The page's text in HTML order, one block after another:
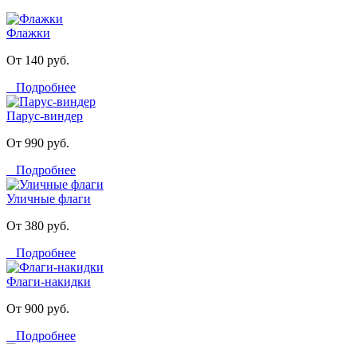
Флажки
От 140 руб.
Подробнее
Парус-виндер
От 990 руб.
Подробнее
Уличные флаги
От 380 руб.
Подробнее
Флаги-накидки
От 900 руб.
Подробнее